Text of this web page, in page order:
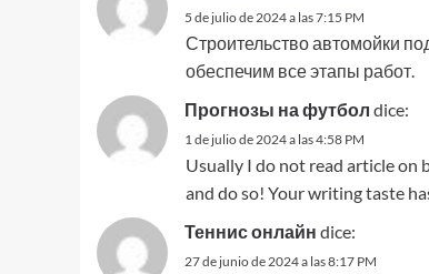
5 de julio de 2024 a las 7:15 PM
Строительство автомойки
обеспечим все этапы работ.
Прогнозы на футбол dice:
1 de julio de 2024 a las 4:58 PM
Usually I do not read article on
and do so! Your writing taste
Теннис онлайн dice:
27 de junio de 2024 a las 8:17 PM